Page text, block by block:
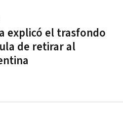
explicó el trasfondo
de retirar al